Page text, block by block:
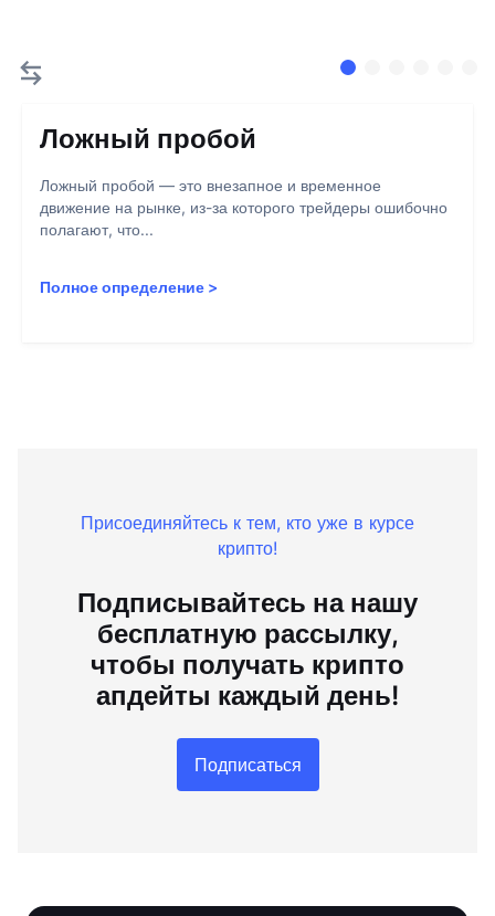
Ложный пробой
Ложный пробой — это внезапное и временное
движение на рынке, из-за которого трейдеры ошибочно
полагают, что...
Полное определение >
Присоединяйтесь к тем, кто уже в курсе
крипто!
Подписывайтесь на нашу
бесплатную рассылку,
чтобы получать крипто
апдейты каждый день!
Подписаться